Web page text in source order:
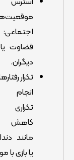
اجتماعی:
قضاوت یا
دیگران.
تکرار
انجام
تکراری
کاهش
مانند
یا بازی با